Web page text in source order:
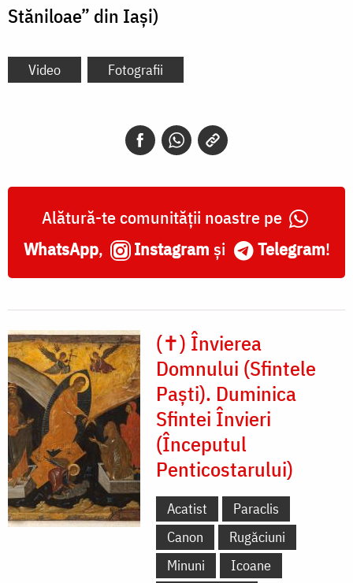
Stăniloae” din Iași)
Video Fotografii
Alătură-te comunității noastre pe
WhatsApp, Instagram și Telegram!
(✝) Învierea
Domnului (Sfintele
Paști). Duminica
Sfintei Învieri
(Începutul
Penticostarului)
Acatist
Paraclis
Canon
Rugăciuni
Minuni
Icoane